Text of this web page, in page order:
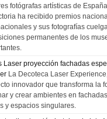
fotógrafas artísticas de
ha recibido premios
y sus fotografías
permanentes de los
Laser proyección fachadas
La Decoteca Laser
innovador que transforma la
y crear ambientes en
y espacios singulares.